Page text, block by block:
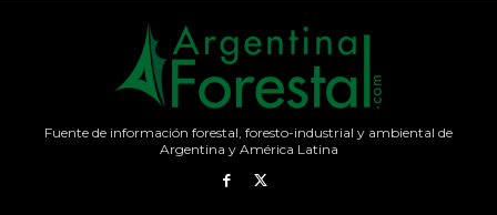
Fuente de información forestal, foresto-industrial y ambiental de
Argentina y América Latina